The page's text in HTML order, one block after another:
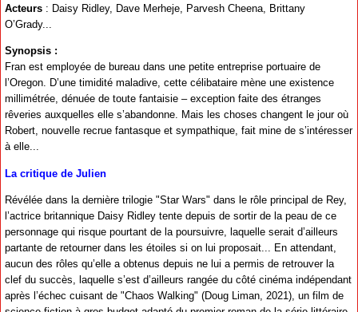
Acteurs : Daisy Ridley, Dave Merheje, Parvesh Cheena, Brittany
O’Grady...
Synopsis :
Fran est employée de bureau dans une petite entreprise portuaire de
l’Oregon. D’une timidité maladive, cette célibataire mène une existence
millimétrée, dénuée de toute fantaisie – exception faite des étranges
rêveries auxquelles elle s’abandonne. Mais les choses changent le jour où
Robert, nouvelle recrue fantasque et sympathique, fait mine de s’intéresser
à elle...
La critique de Julien
Révélée dans la dernière trilogie "Star Wars" dans le rôle principal de Rey,
l’actrice britannique Daisy Ridley tente depuis de sortir de la peau de ce
personnage qui risque pourtant de la poursuivre, laquelle serait d’ailleurs
partante de retourner dans les étoiles si on lui proposait... En attendant,
aucun des rôles qu’elle a obtenus depuis ne lui a permis de retrouver la
clef du succès, laquelle s’est d’ailleurs rangée du côté cinéma indépendant
après l’échec cuisant de "Chaos Walking" (Doug Liman, 2021), un film de